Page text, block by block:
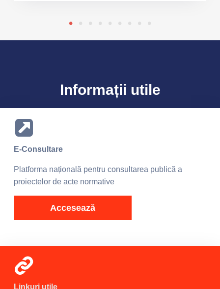
Informații utile
E-Consultare
Platforma națională pentru consultarea publică a
proiectelor de acte normative
Accesează
Linkuri utile